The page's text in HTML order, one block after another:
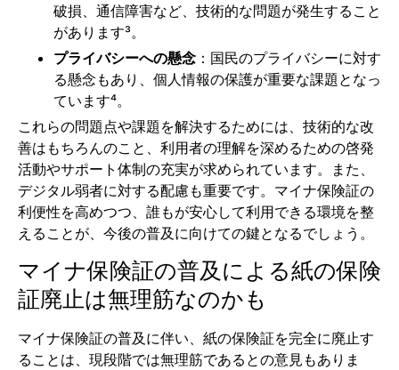
破損、通信障害など、技術的な問題が発生すること
があります³。
プライバシーへの懸念 ：国民のプライバシーに対す
る懸念もあり、個人情報の保護が重要な課題となっ
ています⁴。
これらの問題点や課題を解決するためには、技術的な改
善はもちろんのこと、利用者の理解を深めるための啓発
活動やサポート体制の充実が求められています。また、
デジタル弱者に対する配慮も重要です。マイナ保険証の
利便性を高めつつ、誰もが安心して利用できる環境を整
えることが、今後の普及に向けての鍵となるでしょう。
マイナ保険証の普及による紙の保険
証廃止は無理筋なのかも
マイナ保険証の普及に伴い、紙の保険証を完全に廃止す
ることは、現段階では無理筋であるとの意見もありま